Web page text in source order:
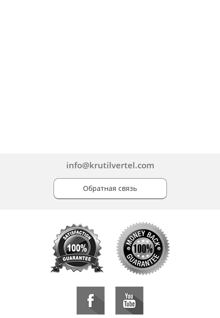
info@krutilvertel.com
Обратная связь